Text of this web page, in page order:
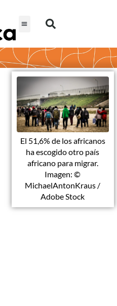
El 51,6% de los africanos
ha escogido otro país
africano para migrar.
Imagen: ©
MichaelAntonKraus /
Adobe Stock